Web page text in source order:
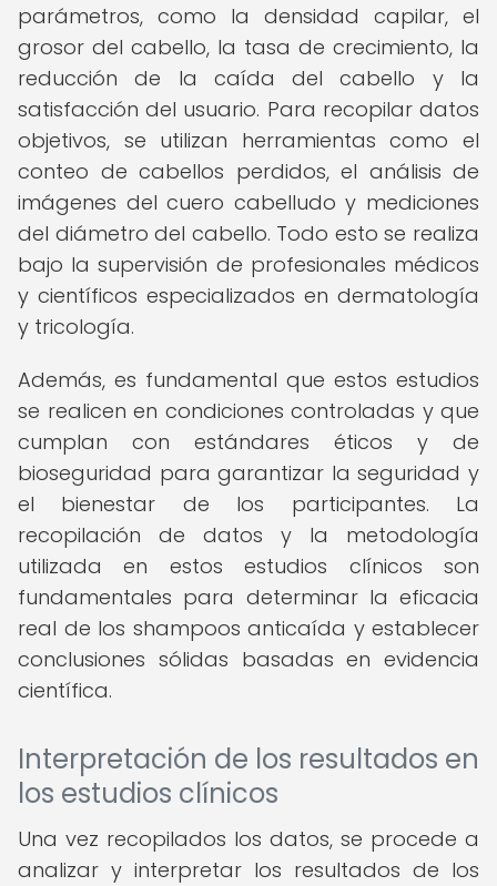
parámetros, como la densidad capilar, el
grosor del cabello, la tasa de crecimiento, la
reducción de la caída del cabello y la
satisfacción del usuario. Para recopilar datos
objetivos, se utilizan herramientas como el
conteo de cabellos perdidos, el análisis de
imágenes del cuero cabelludo y mediciones
del diámetro del cabello. Todo esto se realiza
bajo la supervisión de profesionales médicos
y científicos especializados en dermatología
y tricología.
Además, es fundamental que estos estudios
se realicen en condiciones controladas y que
cumplan con estándares éticos y de
bioseguridad para garantizar la seguridad y
el bienestar de los participantes. La
recopilación de datos y la metodología
utilizada en estos estudios clínicos son
fundamentales para determinar la eficacia
real de los shampoos anticaída y establecer
conclusiones sólidas basadas en evidencia
científica.
Interpretación de los resultados en
los estudios clínicos
Una vez recopilados los datos, se procede a
analizar y interpretar los resultados de los